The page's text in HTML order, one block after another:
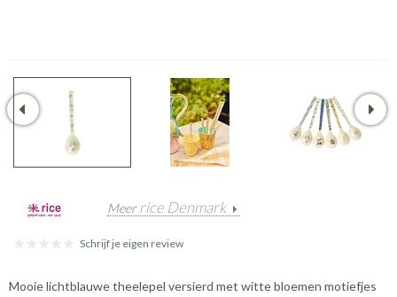
Meerrice Denmark
Schrijf je eigen review
Mooie lichtblauwe theelepel versierd met witte bloemen motiefjes